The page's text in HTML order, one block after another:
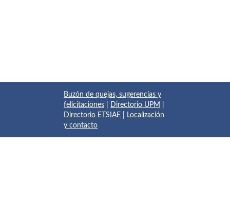
Buzón de quejas, sugerencias y
felicitaciones
Directorio UPM
Directorio ETSIAE
Localización
y contacto